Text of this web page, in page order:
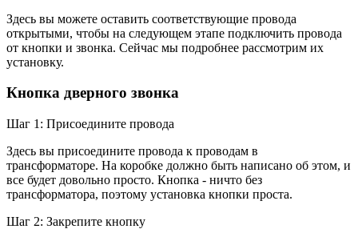
Здесь вы можете оставить соответствующие провода
открытыми, чтобы на следующем этапе подключить провода
от кнопки и звонка. Сейчас мы подробнее рассмотрим их
установку.
Кнопка дверного звонка
Шаг 1: Присоедините провода
Здесь вы присоедините провода к проводам в
трансформаторе. На коробке должно быть написано об этом, и
все будет довольно просто. Кнопка - ничто без
трансформатора, поэтому установка кнопки проста.
Шаг 2: Закрепите кнопку